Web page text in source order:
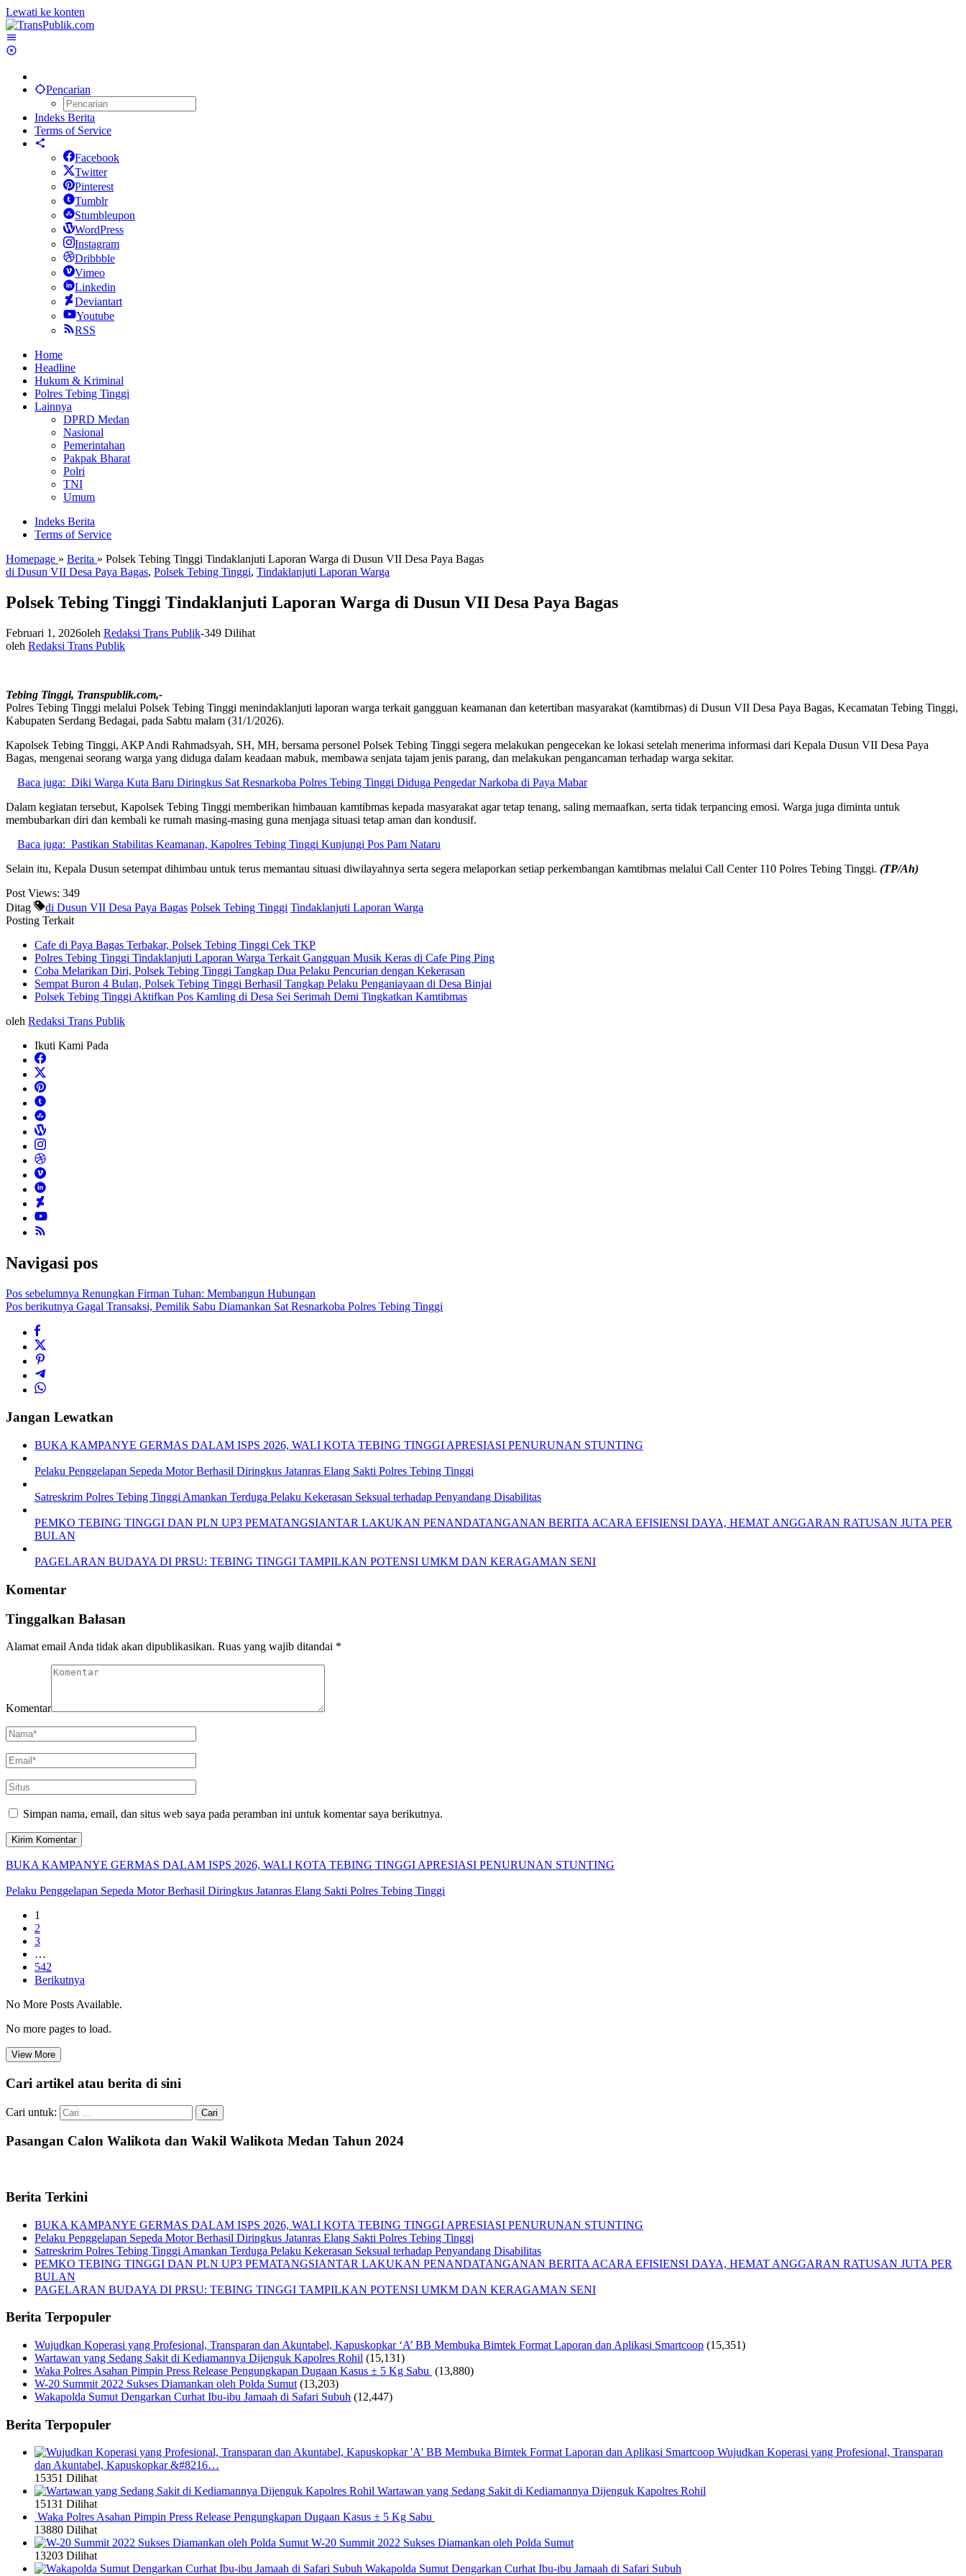
Lewati ke konten
Pencarian
Indeks Berita
Terms of Service
Facebook
Twitter
Pinterest
Tumblr
Stumbleupon
WordPress
Instagram
Dribbble
Vimeo
Linkedin
Deviantart
Youtube
RSS
Home
Headline
Hukum & Kriminal
Polres Tebing Tinggi
Lainnya
DPRD Medan
Nasional
Pemerintahan
Pakpak Bharat
Polri
TNI
Umum
Indeks Berita
Terms of Service
Homepage » Berita » Polsek Tebing Tinggi Tindaklanjuti Laporan Warga di Dusun VII Desa Paya Bagas
di Dusun VII Desa Paya Bagas, Polsek Tebing Tinggi, Tindaklanjuti Laporan Warga
Polsek Tebing Tinggi Tindaklanjuti Laporan Warga di Dusun VII Desa Paya Bagas
Februari 1, 2026oleh Redaksi Trans Publik-349 Dilihat
oleh Redaksi Trans Publik
Tebing Tinggi, Transpublik.com,-
Polres Tebing Tinggi melalui Polsek Tebing Tinggi menindaklanjuti laporan warga terkait gangguan keamanan dan ketertiban masyarakat (kamtibmas) di Dusun VII Desa Paya Bagas, Kecamatan Tebing Tinggi,
Kabupaten Serdang Bedagai, pada Sabtu malam (31/1/2026).
Kapolsek Tebing Tinggi, AKP Andi Rahmadsyah, SH, MH, bersama personel Polsek Tebing Tinggi segera melakukan pengecekan ke lokasi setelah menerima informasi dari Kepala Dusun VII Desa Paya
Bagas, mengenai seorang warga yang diduga dalam keadaan mabuk, membawa senjata tajam jenis parang, dan melakukan pengancaman terhadap warga sekitar.
Baca juga: Diki Warga Kuta Baru Diringkus Sat Resnarkoba Polres Tebing Tinggi Diduga Pengedar Narkoba di Paya Mabar
Dalam kegiatan tersebut, Kapolsek Tebing Tinggi memberikan himbauan kamtibmas kepada masyarakat agar tetap tenang, saling memaafkan, serta tidak terpancing emosi. Warga juga diminta untuk
membubarkan diri dan kembali ke rumah masing-masing guna menjaga situasi tetap aman dan kondusif.
Baca juga: Pastikan Stabilitas Keamanan, Kapolres Tebing Tinggi Kunjungi Pos Pam Nataru
Selain itu, Kepala Dusun setempat dihimbau untuk terus memantau situasi diwilayahnya serta segera melaporkan setiap perkembangan kamtibmas melalui Call Center 110 Polres Tebing Tinggi. (TP/Ah)
Post Views: 349
Ditag
di Dusun VII Desa Paya Bagas Polsek Tebing Tinggi Tindaklanjuti Laporan Warga
Posting Terkait
Cafe di Paya Bagas Terbakar, Polsek Tebing Tinggi Cek TKP
Polres Tebing Tinggi Tindaklanjuti Laporan Warga Terkait Gangguan Musik Keras di Cafe Ping Ping
Coba Melarikan Diri, Polsek Tebing Tinggi Tangkap Dua Pelaku Pencurian dengan Kekerasan
Sempat Buron 4 Bulan, Polsek Tebing Tinggi Berhasil Tangkap Pelaku Penganiayaan di Desa Binjai
Polsek Tebing Tinggi Aktifkan Pos Kamling di Desa Sei Serimah Demi Tingkatkan Kamtibmas
oleh Redaksi Trans Publik
Ikuti Kami Pada
Navigasi pos
Pos sebelumnya Renungkan Firman Tuhan: Membangun Hubungan
Pos berikutnya Gagal Transaksi, Pemilik Sabu Diamankan Sat Resnarkoba Polres Tebing Tinggi
Jangan Lewatkan
BUKA KAMPANYE GERMAS DALAM ISPS 2026, WALI KOTA TEBING TINGGI APRESIASI PENURUNAN STUNTING
Pelaku Penggelapan Sepeda Motor Berhasil Diringkus Jatanras Elang Sakti Polres Tebing Tinggi
Satreskrim Polres Tebing Tinggi Amankan Terduga Pelaku Kekerasan Seksual terhadap Penyandang Disabilitas
PEMKO TEBING TINGGI DAN PLN UP3 PEMATANGSIANTAR LAKUKAN PENANDATANGANAN BERITA ACARA EFISIENSI DAYA, HEMAT ANGGARAN RATUSAN JUTA PER
BULAN
PAGELARAN BUDAYA DI PRSU: TEBING TINGGI TAMPILKAN POTENSI UMKM DAN KERAGAMAN SENI
Komentar
Tinggalkan Balasan
Alamat email Anda tidak akan dipublikasikan. Ruas yang wajib ditandai *
Komentar
Simpan nama, email, dan situs web saya pada peramban ini untuk komentar saya berikutnya.
BUKA KAMPANYE GERMAS DALAM ISPS 2026, WALI KOTA TEBING TINGGI APRESIASI PENURUNAN STUNTING
Pelaku Penggelapan Sepeda Motor Berhasil Diringkus Jatanras Elang Sakti Polres Tebing Tinggi
1
2
3
…
542
Berikutnya
No More Posts Available.
No more pages to load.
View More
Cari artikel atau berita di sini
Cari untuk:
Pasangan Calon Walikota dan Wakil Walikota Medan Tahun 2024
Berita Terkini
BUKA KAMPANYE GERMAS DALAM ISPS 2026, WALI KOTA TEBING TINGGI APRESIASI PENURUNAN STUNTING
Pelaku Penggelapan Sepeda Motor Berhasil Diringkus Jatanras Elang Sakti Polres Tebing Tinggi
Satreskrim Polres Tebing Tinggi Amankan Terduga Pelaku Kekerasan Seksual terhadap Penyandang Disabilitas
PEMKO TEBING TINGGI DAN PLN UP3 PEMATANGSIANTAR LAKUKAN PENANDATANGANAN BERITA ACARA EFISIENSI DAYA, HEMAT ANGGARAN RATUSAN JUTA PER
BULAN
PAGELARAN BUDAYA DI PRSU: TEBING TINGGI TAMPILKAN POTENSI UMKM DAN KERAGAMAN SENI
Berita Terpopuler
Wujudkan Koperasi yang Profesional, Transparan dan Akuntabel, Kapuskopkar ‘A’ BB Membuka Bimtek Format Laporan dan Aplikasi Smartcoop (15,351)
Wartawan yang Sedang Sakit di Kediamannya Dijenguk Kapolres Rohil (15,131)
Waka Polres Asahan Pimpin Press Release Pengungkapan Dugaan Kasus ± 5 Kg Sabu (13,880)
W-20 Summit 2022 Sukses Diamankan oleh Polda Sumut (13,203)
Wakapolda Sumut Dengarkan Curhat Ibu-ibu Jamaah di Safari Subuh (12,447)
Berita Terpopuler
Wujudkan Koperasi yang Profesional, Transparan
dan Akuntabel, Kapuskopkar &#8216…
15351 Dilihat
Wartawan yang Sedang Sakit di Kediamannya Dijenguk Kapolres Rohil
15131 Dilihat
Waka Polres Asahan Pimpin Press Release Pengungkapan Dugaan Kasus ± 5 Kg Sabu
13880 Dilihat
W-20 Summit 2022 Sukses Diamankan oleh Polda Sumut
13203 Dilihat
Wakapolda Sumut Dengarkan Curhat Ibu-ibu Jamaah di Safari Subuh